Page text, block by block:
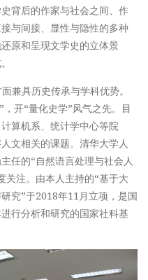
背后的作家与社会之间、作
与间接、显性与隐性的多种
原和呈现文学史的立体景
兼具历史传承与学科优势。
开“量化史学”风气之先。目
算机系、统计学中心等院
文相关的课题。清华大学人
任的“自然语言处理与社会人
关注。由本人主持的“基于大
究”于2018年11月立项，是国
行分析和研究的国家社科基